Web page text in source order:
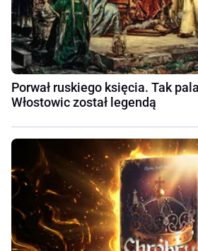
Porwał ruskiego księcia. Tak
Włostowic został legendą